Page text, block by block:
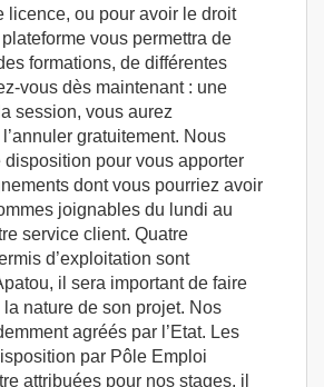
licence, ou pour avoir le droit
plateforme vous permettra de
formations, de différentes
vous dès maintenant : une
session, vous aurez
l’annuler gratuitement. Nous
disposition pour vous apporter
dont vous pourriez avoir
joignables du lundi au
service client. Quatre
d’exploitation sont
il sera important de faire
nature de son projet. Nos
agréés par l’Etat. Les
par Pôle Emploi
attribuées pour nos stages, il